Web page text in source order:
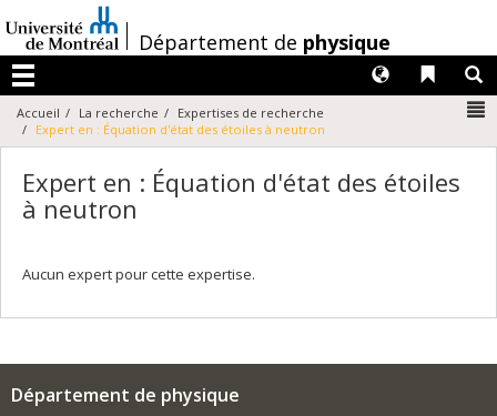
au
contenu
/Département de physique
Menu
Liens
Langues
Accueil La recherche
Expertises de recherche
Expert en : Équation d'état des étoiles à neutron
Expert en : Équation d'état des étoiles
à neutron
Aucun expert pour cette expertise.
Département de physique